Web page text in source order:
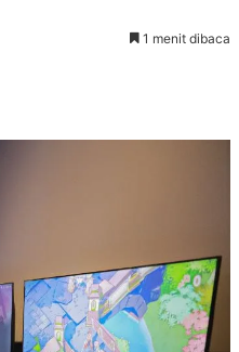
1 menit dibaca